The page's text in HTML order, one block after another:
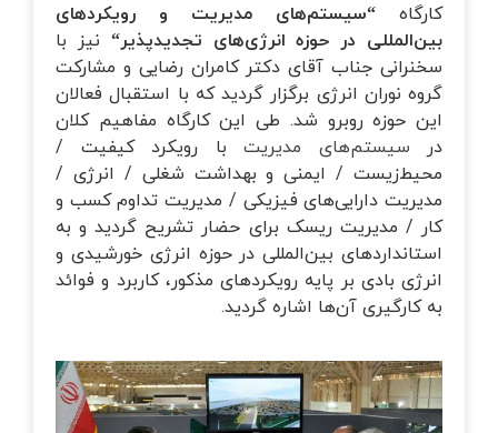
کارگاه “سیستم‌های مدیریت و رویکردهای
بین‌المللی در حوزه انرژی‌های تجدیدپذیر“ نیز با
سخنرانی جناب آقای دکتر کامران رضایی و مشارکت
گروه نوران انرژی برگزار گردید که با استقبال فعالان
این حوزه روبرو شد. طی این کارگاه مفاهیم کلان
در سیستم‌های مدیریت با رویکرد کیفیت /
محیط‌زیست / ایمنی و بهداشت شغلی / انرژی /
مدیریت دارایی‌های فیزیکی / مدیریت تداوم کسب و
کار / مدیریت ریسک برای حضار تشریح گردید و به
استانداردهای بین‌المللی در حوزه انرژی خورشیدی و
انرژی بادی بر پایه رویکردهای مذکور، کاربرد و فوائد
به کارگیری آن‌ها اشاره گردید.